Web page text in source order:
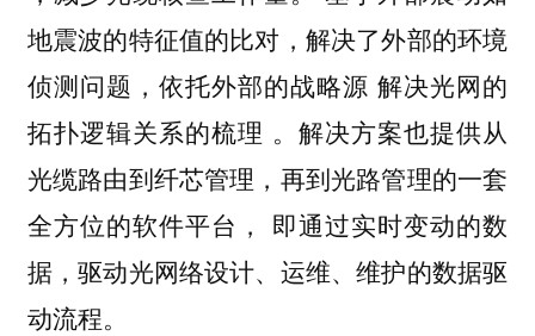
地震波的特征值的比对，解决了外部的环境
侦测问题，依托外部的战略源解决光网的
拓扑逻辑关系的梳理 。解决方案也提供从
光缆路由到纤芯管理，再到光路管理的一套
全方位的软件平台， 即通过实时变动的数
据，驱动光网络设计、运维、维护的数据驱
动流程。